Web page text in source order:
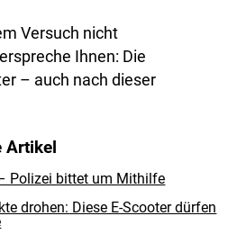
Versuch nicht
Ihnen: Die
– auch nach dieser
Artikel
Polizei bittet um Mithilfe
drohen: Diese E-Scooter dürfen